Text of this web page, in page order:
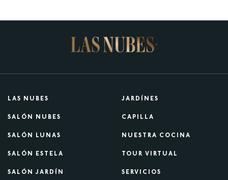
LAS NUBES
SALÓN NUBES
SALÓN LUNAS
SALÓN ESTELA
SALÓN JARDÍN
JARDÍNES
CAPILLA
NUESTRA COCINA
TOUR VIRTUAL
SERVICIOS